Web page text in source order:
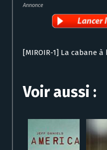
Annonce
[MIROIR-1] La cabane
Voir aussi :